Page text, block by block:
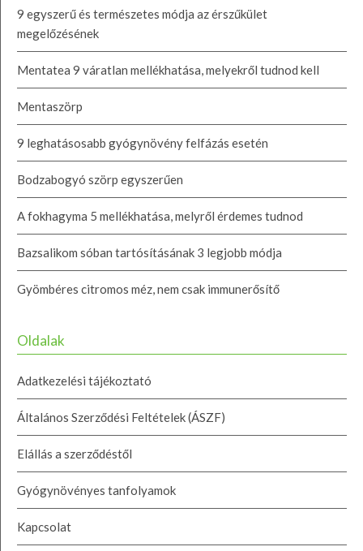
9 egyszerű és természetes módja az érszűkület
megelőzésének
Mentatea 9 váratlan mellékhatása, melyekről tudnod kell
Mentaszörp
9 leghatásosabb gyógynövény felfázás esetén
Bodzabogyó szörp egyszerűen
A fokhagyma 5 mellékhatása, melyről érdemes tudnod
Bazsalikom sóban tartósításának 3 legjobb módja
Gyömbéres citromos méz, nem csak immunerősítő
Oldalak
Adatkezelési tájékoztató
Általános Szerződési Feltételek (ÁSZF)
Elállás a szerződéstől
Gyógynövényes tanfolyamok
Kapcsolat